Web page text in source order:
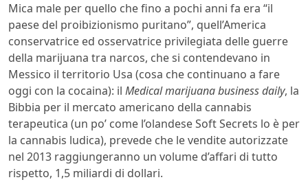
Mica male per quello che fino a pochi anni fa era “il
paese del proibizionismo puritano”, quell’America
conservatrice ed osservatrice privilegiata delle guerre
della marijuana tra narcos, che si contendevano in
Messico il territorio Usa (cosa che continuano a fare
oggi con la cocaina): il Medical marijuana business daily, la
Bibbia per il mercato americano della cannabis
terapeutica (un po’ come l’olandese Soft Secrets lo è per
la cannabis ludica), prevede che le vendite autorizzate
nel 2013 raggiungeranno un volume d’affari di tutto
rispetto, 1,5 miliardi di dollari.